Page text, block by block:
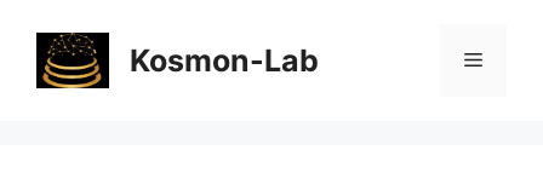
Kosmon-Lab メ